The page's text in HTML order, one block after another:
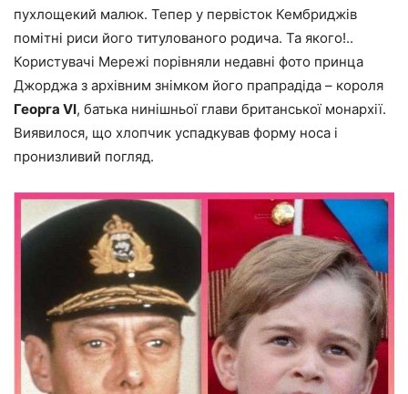
пухлощекий малюк. Тепер у первісток Кембриджів
помітні риси його титулованого родича. Та якого!..
Користувачі Мережі порівняли недавні фото принца
Джорджа з архівним знімком його прапрадіда – короля
Георга VI, батька нинішньої глави британської монархії.
Виявилося, що хлопчик успадкував форму носа і
пронизливий погляд.